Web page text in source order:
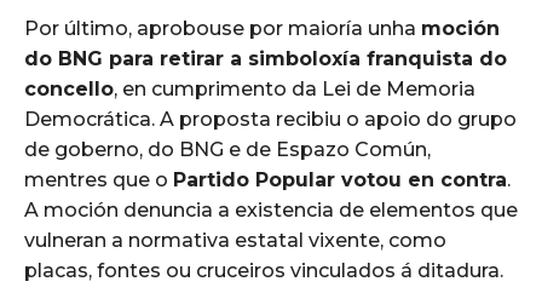
Por último, aprobouse por maioría unha moción
do BNG para retirar a simboloxía franquista do
concello, en cumprimento da Lei de Memoria
Democrática. A proposta recibiu o apoio do grupo
de goberno, do BNG e de Espazo Común,
mentres que o Partido Popular votou en contra.
A moción denuncia a existencia de elementos que
vulneran a normativa estatal vixente, como
placas, fontes ou cruceiros vinculados á ditadura.